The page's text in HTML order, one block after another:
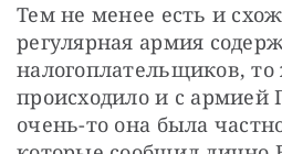
Тем не менее есть и
регулярная армия
налогоплательщиков, то
происходило и с армией
очень-то она была